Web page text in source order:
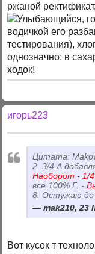
ржаной
,
водичкой его
тестирования),
однозначно: в
ходок!
игорь223
Цитата:
2. 3/4 А
Наоборот - 1/
все 100% Г. -
8. Остужаю
mak210, 23
Вот кусок т